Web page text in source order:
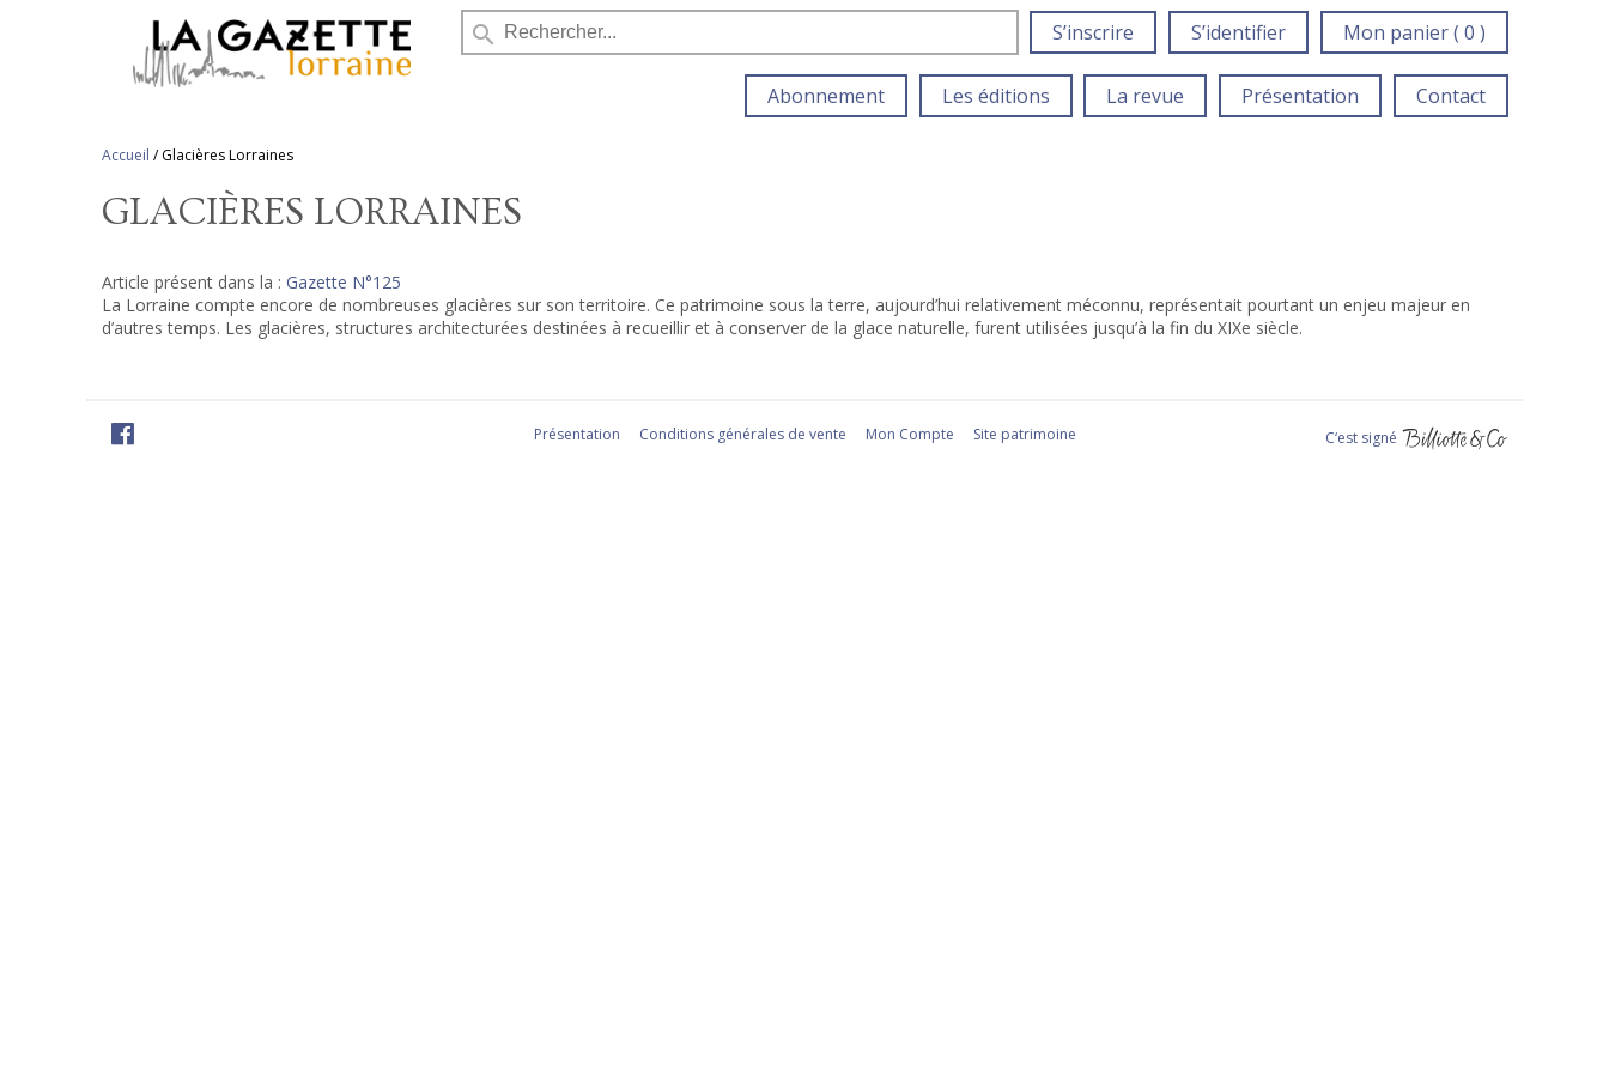
search S’inscrire S’identifier Mon panier ( 0 )
Abonnement Les éditions La revue Présentation Contact
Accueil /Glacières Lorraines
GLACIÈRES LORRAINES
Article présent dans la : Gazette N°125
La Lorraine compte encore de nombreuses glacières sur son territoire. Ce patrimoine sous la terre, aujourd’hui relativement méconnu, représentait pourtant un enjeu majeur en
d’autres temps. Les glacières, structures architecturées destinées à recueillir et à conserver de la glace naturelle, furent utilisées jusqu’à la fin du XIXe siècle.
Présentation Conditions générales de vente Mon Compte Site patrimoine C‘est signé